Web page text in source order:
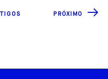
PRÓXIMO